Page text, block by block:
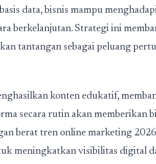
data, bisnis mampu
berkelanjutan. Strategi ini
tantangan sebagai peluang
konten edukatif,
secara rutin akan memberikan
berat tren online marketing
meningkatkan visibilitas digital